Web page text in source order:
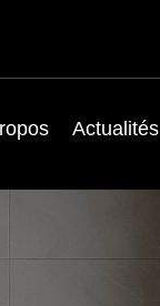
Actualités